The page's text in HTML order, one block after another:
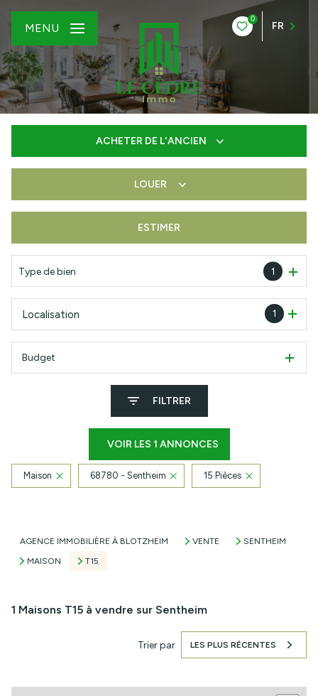
0
FR
MENU
ACHETER DE L'ANCIEN
De l'immo pro
LOUER
De l'immo pro
ESTIMER
Type de bien 1
1
Localisation
Budget
FILTRER
VOIR LES 1 ANNONCES
Maison 68780 - Sentheim 15 Pièces
AGENCE IMMOBILIÈRE À BLOTZHEIM VENTE
SENTHEIM
MAISON
T15
1 Maisons T15 à vendre sur Sentheim
Trier par LES PLUS RÉCENTES